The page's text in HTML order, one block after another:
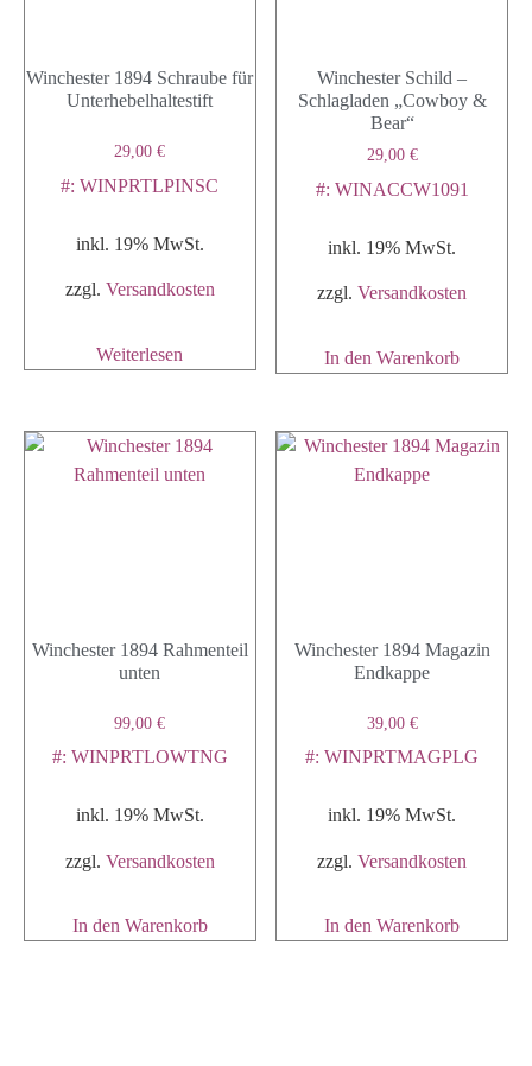
Winchester 1894 Schraube für
Unterhebelhaltestift
29,00€
#: WINPRTLPINSC
inkl. 19% MwSt.
zzgl. Versandkosten
Weiterlesen
Winchester Schild –
Schlagladen „Cowboy &
Bear“
29,00 €
#: WINACCW1091
inkl. 19% MwSt.
zzgl.Versandkosten
In den Warenkorb
Winchester 1894 Rahmenteil
unten
99,00€
#: WINPRTLOWTNG
inkl. 19% MwSt.
zzgl. Versandkosten
In den Warenkorb
Winchester 1894 Magazin
Endkappe
39,00 €
#: WINPRTMAGPLG
inkl. 19% MwSt.
zzgl.Versandkosten
In den Warenkorb